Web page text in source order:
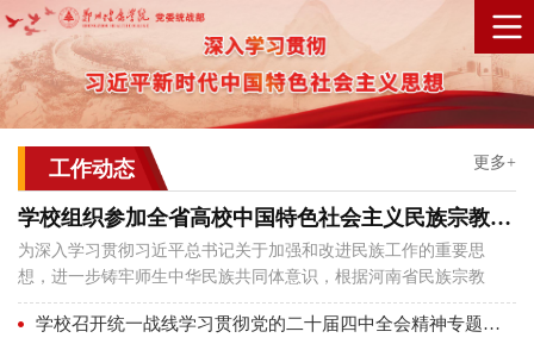
工作动态 更多+
学校组织参加全省高校中国特色社会主义民族宗教理论知识网络答题活动
为深入学习贯彻习近平总书记关于加强和改进民族工作的重要思
想，进一步铸牢师生中华民族共同体意识，根据河南省民族宗教
委、河南省教育厅统一部署，11月10日至11月16日，学校组织师生
参加了2025年全省高校中国特色社会主义民族宗教理论知识网络答
学校召开统一战线学习贯彻党的二十届四中全会精神专题会议